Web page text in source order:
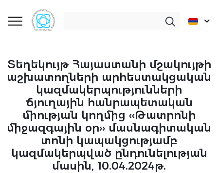
Տեղեկույթ Հայաստանի մշակույթի
աշխատողների արհեստակցական
կազմակերպությունների
ճյուղային հանրապետական
միության կողմից ‹‹Թատրոնի
միջազգային օր›› մասնագիտական
տոնի կապակցությամբ
կազմակերպված ընդունելության
մասին, 10.04.2024թ.